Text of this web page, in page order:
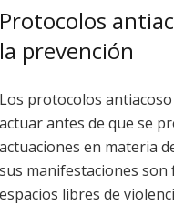
Protocolos
la prevención
Los protocolos
actuar antes de que se
actuaciones en materia
sus manifestaciones
espacios libres de